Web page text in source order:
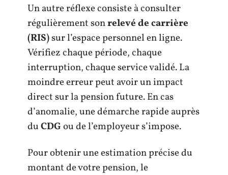
Un autre réflexe consiste à consulter
régulièrement sonrelevé de carrière
(RIS)sur l’espace personnel en ligne.
Vérifiez chaque période, chaque
interruption, chaque service validé. La
moindre erreur peut avoir un impact
direct sur la pension future. En cas
d’anomalie, une démarche rapide auprès
duCDGou de l’employeur s’impose.
Pour obtenir une estimation précise du
montant de votre pension, le